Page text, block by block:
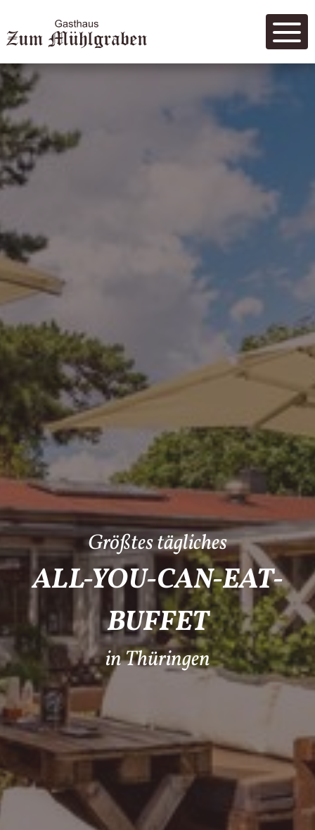
Größtes tägliches
ALL-YOU-CAN-EAT-
BUFFET
in Thüringen